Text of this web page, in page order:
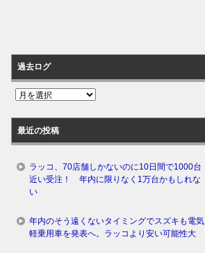
過去ログ
過
ロ
グ
最近の投稿
ラッコ、70店舗しかないのに10日間で1000台
近い受注！ 年内に限りなく1万台かもしれな
い
年内のそう遠くないタイミングでスズキも電気
軽乗用車を発表へ。ラッコより安い可能性大